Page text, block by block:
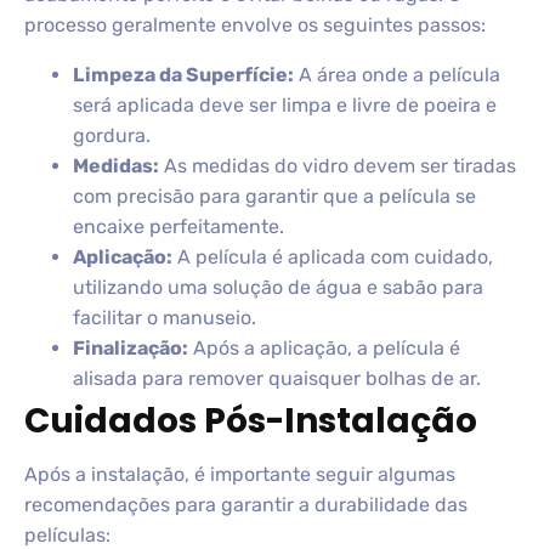
processo geralmente envolve os seguintes passos:
Limpeza da Superfície: A área onde a película
será aplicada deve ser limpa e livre de poeira e
gordura.
Medidas: As medidas do vidro devem ser tiradas
com precisão para garantir que a película se
encaixe perfeitamente.
Aplicação: A película é aplicada com cuidado,
utilizando uma solução de água e sabão para
facilitar o manuseio.
Finalização: Após a aplicação, a película é
alisada para remover quaisquer bolhas de ar.
Cuidados Pós-Instalação
Após a instalação, é importante seguir algumas
recomendações para garantir a durabilidade das
películas: